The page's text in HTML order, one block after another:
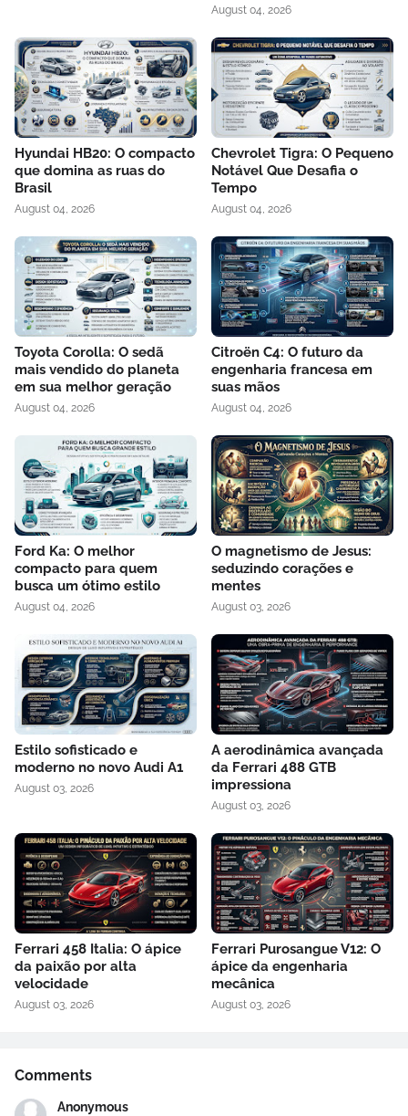
August 04, 2026
Hyundai HB20: O compacto
que domina as ruas do
Brasil
August 04, 2026
Chevrolet Tigra: O Pequeno
Notável Que Desafia o
Tempo
August 04, 2026
Toyota Corolla: O sedã
mais vendido do planeta
em sua melhor geração
August 04, 2026
Citroën C4: O futuro da
engenharia francesa em
suas mãos
August 04, 2026
Ford Ka: O melhor
compacto para quem
busca um ótimo estilo
August 04, 2026
O magnetismo de Jesus:
seduzindo corações e
mentes
August 03, 2026
Estilo sofisticado e
moderno no novo Audi A1
August 03, 2026
A aerodinâmica avançada
da Ferrari 488 GTB
impressiona
August 03, 2026
Ferrari 458 Italia: O ápice
da paixão por alta
velocidade
August 03, 2026
Ferrari Purosangue V12: O
ápice da engenharia
mecânica
August 03, 2026
Comments
Anonymous